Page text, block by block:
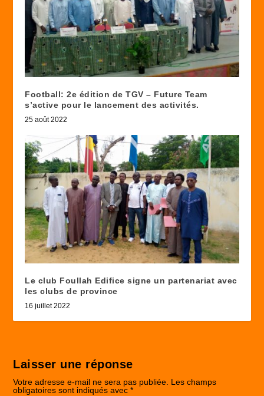
Football: 2e édition de TGV – Future Team
s’active pour le lancement des activités.
25 août 2022
Le club Foullah Edifice signe un partenariat avec
les clubs de province
16 juillet 2022
Laisser une réponse
Votre adresse e-mail ne sera pas publiée. Les champs
obligatoires sont indiqués avec*